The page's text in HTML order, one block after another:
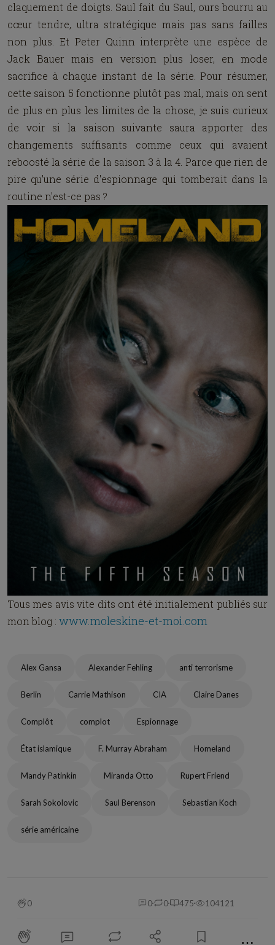
claquement de doigts. Saul fait du Saul, ours bourru au
cœur tendre, ultra stratégique mais pas sans failles
non plus. Et Peter Quinn interprète une espèce de
Jack Bauer mais en version plus loser, en mode
sacrifice à chaque instant de la série. Pour résumer,
cette saison 5 fonctionne plutôt pas mal, mais on sent
de plus en plus les limites de la chose, je suis curieux
de voir si la saison suivante saura apporter des
changements suffisants comme ceux qui avaient
reboosté la série de la saison 3 à la 4. Parce que rien de
pire qu'une série d'espionnage qui tomberait dans la
routine n'est-ce pas ?
Tous mes avis vite dits ont été initialement publiés sur
mon blog : www.moleskine-et-moi.com
Alex Gansa Alexander Fehling anti terrorisme
Berlin Carrie Mathison CIA Claire Danes
Complôt complot Espionnage
État islamique F. Murray Abraham Homeland
Mandy Patinkin Miranda Otto Rupert Friend
Sarah Sokolovic Saul Berenson Sebastian Koch
série américaine
0 0 0 475 104121
⋯